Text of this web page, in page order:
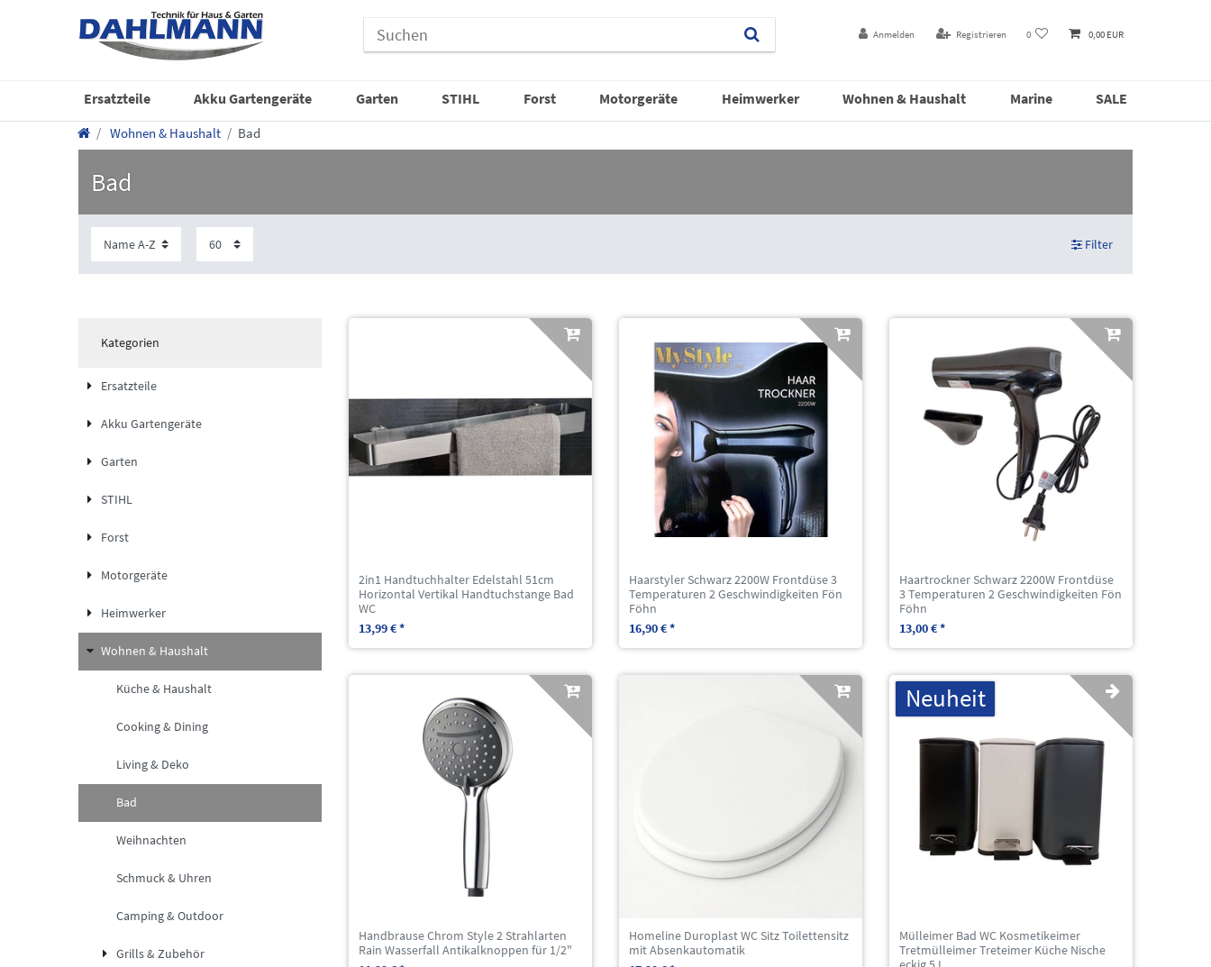
Anmelden Registrieren 0 0,00 EUR
Ersatzteile Akku Gartengeräte Garten STIHL Forst Motorgeräte Heimwerker Wohnen & Haushalt Marine SALE
Wohnen & Haushalt Bad
Bad
Filter
Kategorien
Ersatzteile
Akku Gartengeräte
Garten
STIHL
Forst
Motorgeräte
Heimwerker
Wohnen & Haushalt
Küche & Haushalt
Cooking & Dining
Living & Deko
Bad
Weihnachten
Schmuck & Uhren
Camping & Outdoor
Grills & Zubehör
2in1 Handtuchhalter Edelstahl 51cm
Horizontal Vertikal Handtuchstange Bad
WC
13,99 € *
Haarstyler Schwarz 2200W Frontdüse 3
Temperaturen 2 Geschwindigkeiten Fön
Föhn
16,90 € *
Haartrockner Schwarz 2200W Frontdüse
3 Temperaturen 2 Geschwindigkeiten Fön
Föhn
13,00 € *
Handbrause Chrom Style 2 Strahlarten
Rain Wasserfall Antikalknoppen für 1/2"
Homeline Duroplast WC Sitz Toilettensitz
mit Absenkautomatik
Neuheit
Mülleimer Bad WC Kosmetikeimer
Tretmülleimer Treteimer Küche Nische